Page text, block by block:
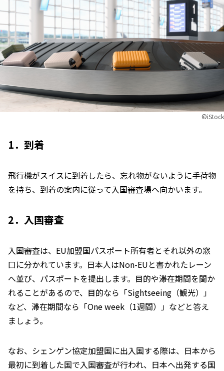
©︎iStock
1．到着
飛行機がスイスに到着したら、忘れ物がないように手荷物
を持ち、到着の案内に従って入国審査場へ向かいます。
2．入国審査
入国審査は、EU加盟国パスポート所有者とそれ以外の窓
口に分かれています。日本人はNon-EUと書かれたレーン
へ並び、パスポートを提出します。目的や滞在期間を聞か
れることがあるので、目的なら「Sightseeing（観光）」
など、滞在期間なら「One week（1週間）」などと答え
ましょう。
なお、シェンゲン協定加盟国に出入国する際は、日本から
最初に到着した国で入国審査が行われ、日本へ出発する国